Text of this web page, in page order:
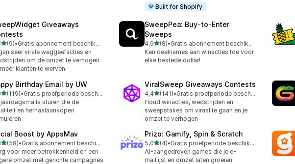
Built for Shopify
Giveaways
van 5 sterren
(9) in totaal
•
Gratis abonnement beschikbaar
virale weggeefacties en
om de omzet te verhogen
klanten te werven.
SweepPea: Buy‑to‑Enter
Sweeps
4,9van 5 sterren
(8)
8 recensies in totaal
•
Gratis abonnement beschikbaar
Ken deelnames aan winacties toe voor
elke bestede dollar!
Birthday Email by UW
van 5 sterren
(119)
recensies in totaal
•
Gratis proefperiode beschikbaar
sturen die de
en herhaalaankopen
ViralSweep Giveaways Contests
4,4van 5 sterren
(141)
141 recensies in totaal
•
Gratis proefperiode beschikbaar
Houd winacties, wedstrijden en
sweepstakes om viraal te gaan en je
omzet te verhogen
Boost by AppsMav
van 5 sterren
(58) in totaal
•
Gratis abonnement beschikbaar
voor meer betrokkenheid en een
omzet met gerichte campagnes
Prizo: Gamify, Spin & Scratch
5,0van 5 sterren
(4)
4 recensies in totaal
•
Gratis proefperiode beschikbaar
AI-aangedreven games die je e-
maillijst en omzet laten groeien